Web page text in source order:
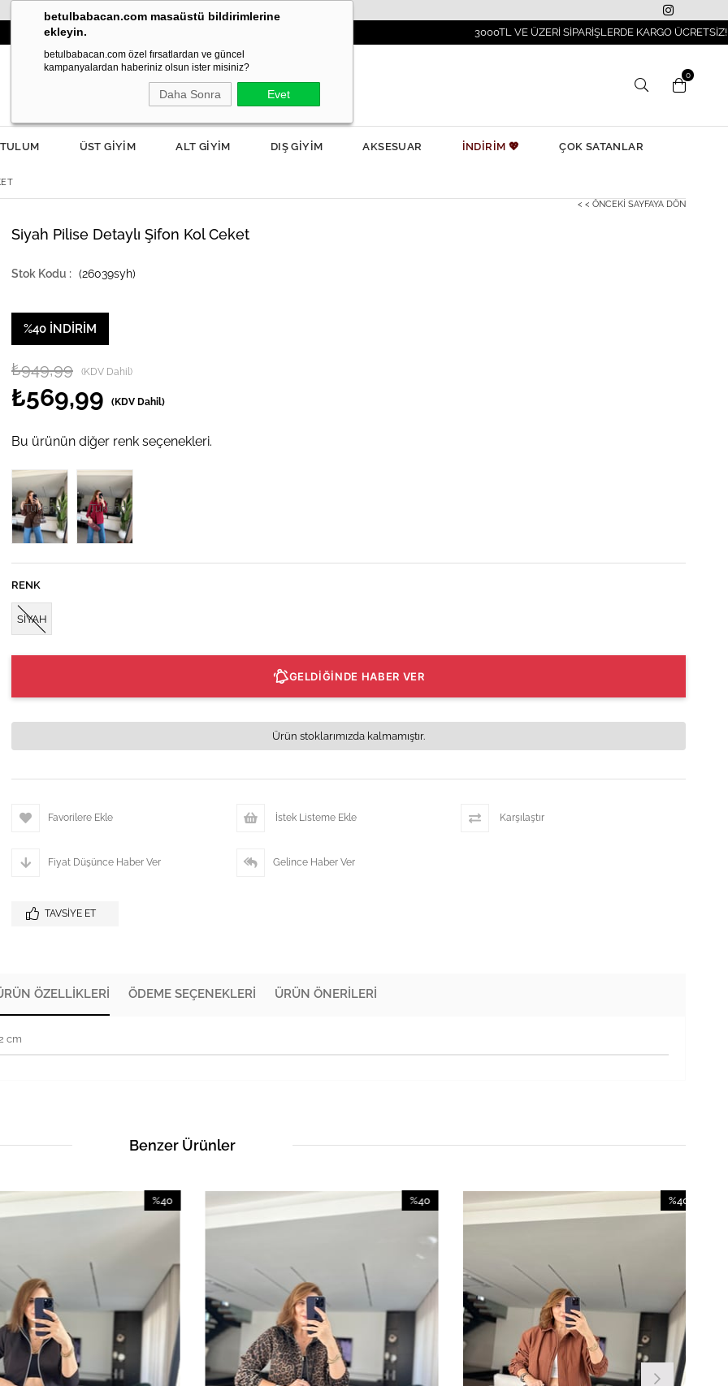
3000TL VE ÜZERİ SİPARİŞLERDE KARGO ÜCRETSİZ!
betulbabacan.com masaüstü bildirimlerine
ekleyin.
betulbabacan.com özel fırsatlardan ve güncel
kampanyalardan haberiniz olsun ister misiniz?
Daha Sonra Evet
0
TULUM ÜST GİYİM ALT GİYİM DIŞ GİYİM AKSESUAR İNDİRİM 💖 ÇOK SATANLAR
< < ÖNCEKI SAYFAYA DÖN
Siyah Pilise Detaylı Şifon Kol Ceket
(26039syh)
%40 İNDIRIM
₺949,99 (KDV Dahil)
₺569,99 (KDV Dahil)
Bu ürünün diğer renk seçenekleri.
Tükendi Tükendi
RENK
SİYAH
GELDİĞİNDE HABER VER
Ürün stoklarımızda kalmamıştır.
Favorilere Ekle İstek Listeme Ekle Karşılaştır
Fiyat Düşünce Haber Ver Gelince Haber Ver
TAVSIYE ET
ÖZELLIKLERI ÖDEME SEÇENEKLERI ÜRÜN ÖNERILERI
cm
Benzer Ürünler
%40
%40
%40İndirim
%40